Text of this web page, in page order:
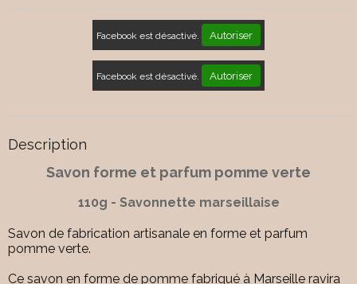
Facebook est désactivé. Autoriser
Facebook est désactivé. Autoriser
Description
Savon forme et parfum pomme verte
110g - Savonnette marseillaise
Savon de fabrication artisanale en forme et parfum
pomme verte.
Ce savon en forme de pomme fabriqué à Marseille ravira